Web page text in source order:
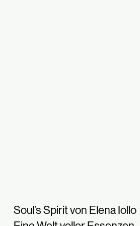
Soul’s Spirit von Elena Iollo